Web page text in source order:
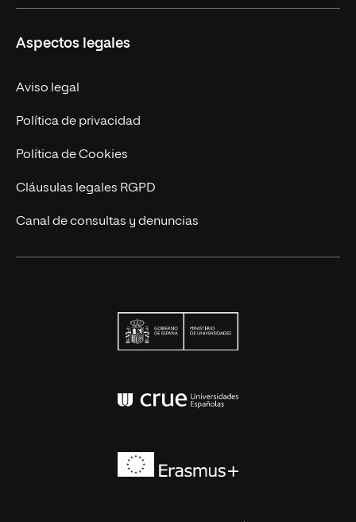
Trabaja en UNIR
Actualidad
Contacto
Aspectos legales
Aviso legal
Política de privacidad
Política de Cookies
Cláusulas legales RGPD
Canal de consultas y denuncias
Conferencia de